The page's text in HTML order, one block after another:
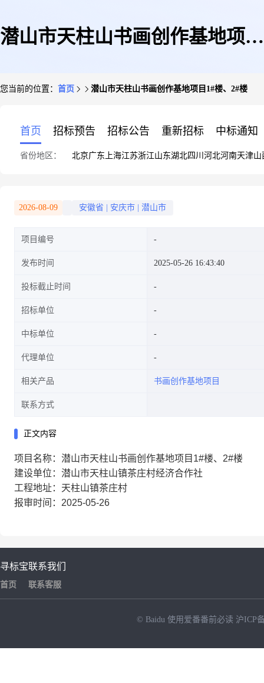
潜山市天柱山书画创作基地项目
您当前的位置： 首页 潜山市天柱山书画创作基地项目1#楼、2#楼
首页 招标预告 招标公告 重新招标 中标通知
省份地区： 北京广东 上海江苏浙江山东湖北四川 河北河南天津山
2026-08-09 安徽省 安庆市 潜山市
项目编号
发布时间 2025-05-26 16:43:40
投标截止时间
招标单位
中标单位
代理单位
相关产品 书画创作基地项目
联系方式
正文内容
项目名称：潜山市天柱山书画创作基地项目1#楼、2#楼
建设单位：潜山市天柱山镇茶庄村经济合作社
工程地址：天柱山镇茶庄村
报审时间：2025-05-26
寻标宝
首页
联系我们
联系客服
© Baidu 使用爱番番前必读 沪ICP